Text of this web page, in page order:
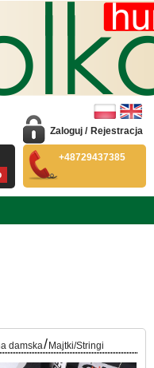
Zaloguj / Rejestracja
+48729437385
damska/ Majtki/Stringi